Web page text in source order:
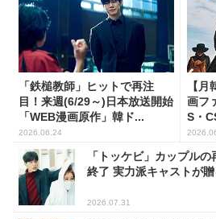
「鉄槌教師」ヒットで再注
目！来週(6/29～)日本放送開始
「WEB漫画原作」韓ド...
2026.06.24
【
画フ
S・
「トッケビ」カップル
終了 実力派キャストが
2026.07.31